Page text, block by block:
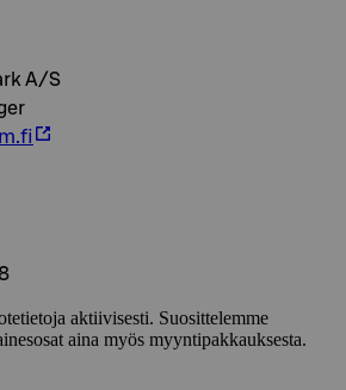
A/S
aktiivisesti. Suosittelemme
aina myös myyntipakkauksesta.